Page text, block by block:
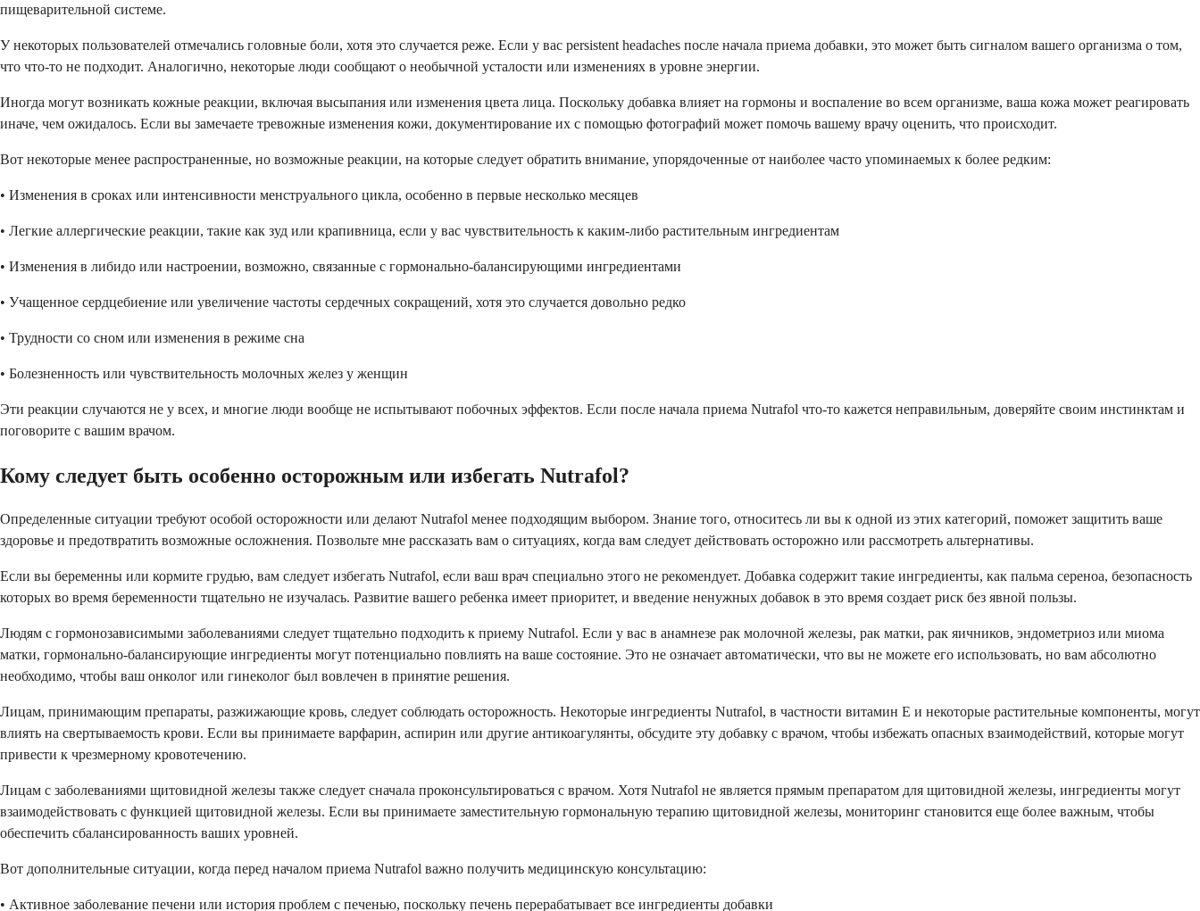
пищеварительной системе.
У некоторых пользователей отмечались головные боли, хотя это случается реже. Если у вас persistent headaches после начала приема добавки, это может быть сигналом вашего организма о том,
что что-то не подходит. Аналогично, некоторые люди сообщают о необычной усталости или изменениях в уровне энергии.
Иногда могут возникать кожные реакции, включая высыпания или изменения цвета лица. Поскольку добавка влияет на гормоны и воспаление во всем организме, ваша кожа может реагировать
иначе, чем ожидалось. Если вы замечаете тревожные изменения кожи, документирование их с помощью фотографий может помочь вашему врачу оценить, что происходит.
Вот некоторые менее распространенные, но возможные реакции, на которые следует обратить внимание, упорядоченные от наиболее часто упоминаемых к более редким:
• Изменения в сроках или интенсивности менструального цикла, особенно в первые несколько месяцев
• Легкие аллергические реакции, такие как зуд или крапивница, если у вас чувствительность к каким-либо растительным ингредиентам
• Изменения в либидо или настроении, возможно, связанные с гормонально-балансирующими ингредиентами
• Учащенное сердцебиение или увеличение частоты сердечных сокращений, хотя это случается довольно редко
• Трудности со сном или изменения в режиме сна
• Болезненность или чувствительность молочных желез у женщин
Эти реакции случаются не у всех, и многие люди вообще не испытывают побочных эффектов. Если после начала приема Nutrafol что-то кажется неправильным, доверяйте своим инстинктам и
поговорите с вашим врачом.
Кому следует быть особенно осторожным или избегать Nutrafol?
Определенные ситуации требуют особой осторожности или делают Nutrafol менее подходящим выбором. Знание того, относитесь ли вы к одной из этих категорий, поможет защитить ваше
здоровье и предотвратить возможные осложнения. Позвольте мне рассказать вам о ситуациях, когда вам следует действовать осторожно или рассмотреть альтернативы.
Если вы беременны или кормите грудью, вам следует избегать Nutrafol, если ваш врач специально этого не рекомендует. Добавка содержит такие ингредиенты, как пальма сереноа, безопасность
которых во время беременности тщательно не изучалась. Развитие вашего ребенка имеет приоритет, и введение ненужных добавок в это время создает риск без явной пользы.
Людям с гормонозависимыми заболеваниями следует тщательно подходить к приему Nutrafol. Если у вас в анамнезе рак молочной железы, рак матки, рак яичников, эндометриоз или миома
матки, гормонально-балансирующие ингредиенты могут потенциально повлиять на ваше состояние. Это не означает автоматически, что вы не можете его использовать, но вам абсолютно
необходимо, чтобы ваш онколог или гинеколог был вовлечен в принятие решения.
Лицам, принимающим препараты, разжижающие кровь, следует соблюдать осторожность. Некоторые ингредиенты Nutrafol, в частности витамин Е и некоторые растительные компоненты, могут
влиять на свертываемость крови. Если вы принимаете варфарин, аспирин или другие антикоагулянты, обсудите эту добавку с врачом, чтобы избежать опасных взаимодействий, которые могут
привести к чрезмерному кровотечению.
Лицам с заболеваниями щитовидной железы также следует сначала проконсультироваться с врачом. Хотя Nutrafol не является прямым препаратом для щитовидной железы, ингредиенты могут
взаимодействовать с функцией щитовидной железы. Если вы принимаете заместительную гормональную терапию щитовидной железы, мониторинг становится еще более важным, чтобы
обеспечить сбалансированность ваших уровней.
Вот дополнительные ситуации, когда перед началом приема Nutrafol важно получить медицинскую консультацию:
• Активное заболевание печени или история проблем с печенью, поскольку печень перерабатывает все ингредиенты добавки